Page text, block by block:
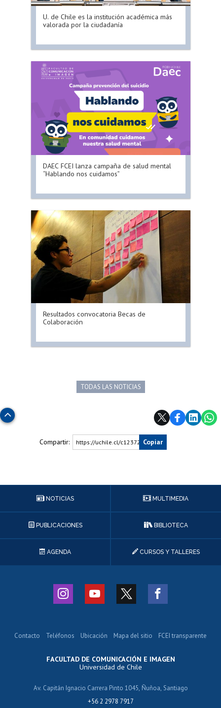
U. de Chile es la institución académica más
valorada por la ciudadanía
DAEC FCEI lanza campaña de salud mental
“Hablando nos cuidamos”
Resultados convocatoria Becas de
Colaboración
TODAS LAS NOTICIAS
Subir
Compartir: https://uchile.cl/c123723Copiar
NOTICIAS MULTIMEDIA
PUBLICACIONES BIBLIOTECA
AGENDA CURSOS Y TALLERES
FACULTAD DE COMUNICACIÓN E IMAGEN
Universidad de Chile
Av. Capitán Ignacio Carrera Pinto 1045, Ñuñoa, Santiago
+56 2 2978 7917
Contacto Teléfonos Ubicación Mapa del sitio FCEI transparente